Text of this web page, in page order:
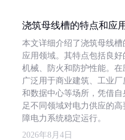
浇筑母线槽的特点和应
本文详细介绍了浇筑母线槽
应用领域。其特点包括良好
机械、防火和防护性能。在
广泛用于商业建筑、工业厂
和数据中心等场所，凭借自
足不同领域对电力供应的高
障电力系统稳定运行。
2026年8月4日